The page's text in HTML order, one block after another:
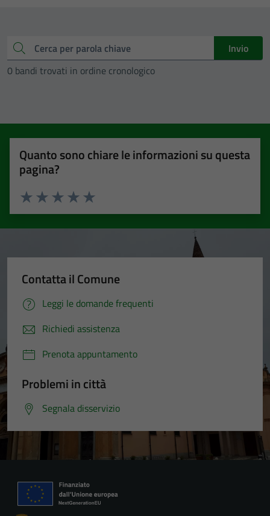
Cerca
Invio
0 bandi trovati in ordine cronologico
Quanto sono chiare le informazioni su questa
pagina?
Valuta 5 stelle su 5
Valuta 4 stelle su 5
Valuta 3 stelle su 5
Valuta 2 stelle su 5
Valuta 1 stelle su 5
Contatta il Comune
Leggi le domande frequenti
Richiedi assistenza
Prenota appuntamento
Problemi in città
Segnala disservizio